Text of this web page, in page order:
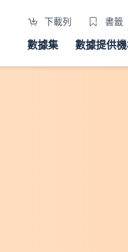
下載列 書籤
數據集 數據提供